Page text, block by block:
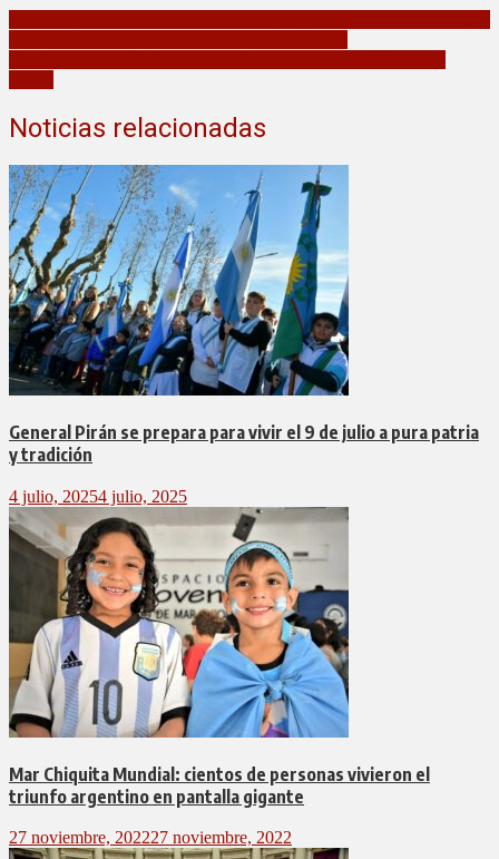
Noticias relacionadas
General Pirán se prepara para vivir el 9 de julio a pura patria
y tradición
4 julio, 20254 julio, 2025
Mar Chiquita Mundial: cientos de personas vivieron el
triunfo argentino en pantalla gigante
27 noviembre, 202227 noviembre, 2022